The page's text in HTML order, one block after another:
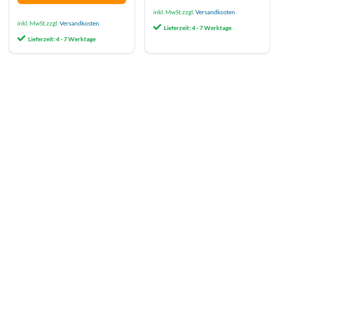
Produkt
Varianten
inkl. MwSt.zzgl.Versandkosten
Lieferzeit:4 - 7 Werktage
Produkt
inkl. MwSt.zzgl.Versandkosten
Lieferzeit:4 - 7 Werktage